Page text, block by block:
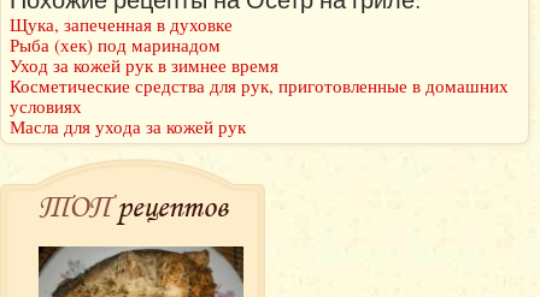
Щука, запеченная в духовке
Рыба (хек) под маринадом
Уход за кожей рук в зимнее время
Косметические средства для рук, приготовленные в домашних
условиях
Масла для ухода за кожей рук
ТОПрецептов